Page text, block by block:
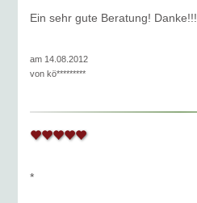
Ein sehr gute Beratung! Danke!!!
am 14.08.2012
vonkö*********
*